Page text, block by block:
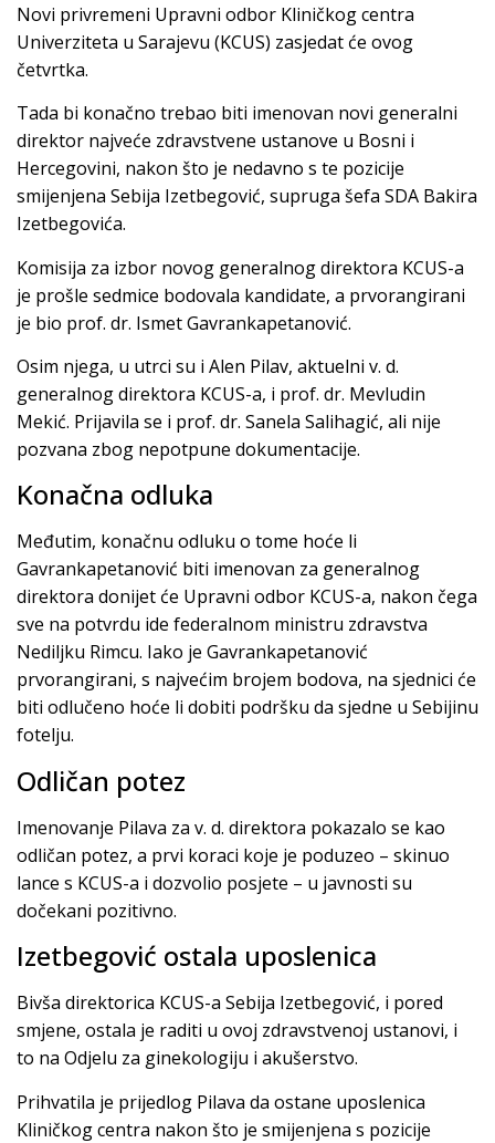
Novi privremeni Upravni odbor Kliničkog centra
Univerziteta u Sarajevu (KCUS) zasjedat će ovog
četvrtka.
Tada bi konačno trebao biti imenovan novi generalni
direktor najveće zdravstvene ustanove u Bosni i
Hercegovini, nakon što je nedavno s te pozicije
smijenjena Sebija Izetbegović, supruga šefa SDA Bakira
Izetbegovića.
Komisija za izbor novog generalnog direktora KCUS-a
je prošle sedmice bodovala kandidate, a prvorangirani
je bio prof. dr. Ismet Gavrankapetanović.
Osim njega, u utrci su i Alen Pilav, aktuelni v. d.
generalnog direktora KCUS-a, i prof. dr. Mevludin
Mekić. Prijavila se i prof. dr. Sanela Salihagić, ali nije
pozvana zbog nepotpune dokumentacije.
Konačna odluka
Međutim, konačnu odluku o tome hoće li
Gavrankapetanović biti imenovan za generalnog
direktora donijet će Upravni odbor KCUS-a, nakon čega
sve na potvrdu ide federalnom ministru zdravstva
Nediljku Rimcu. Iako je Gavrankapetanović
prvorangirani, s najvećim brojem bodova, na sjednici će
biti odlučeno hoće li dobiti podršku da sjedne u Sebijinu
fotelju.
Odličan potez
Imenovanje Pilava za v. d. direktora pokazalo se kao
odličan potez, a prvi koraci koje je poduzeo – skinuo
lance s KCUS-a i dozvolio posjete – u javnosti su
dočekani pozitivno.
Izetbegović ostala uposlenica
Bivša direktorica KCUS-a Sebija Izetbegović, i pored
smjene, ostala je raditi u ovoj zdravstvenoj ustanovi, i
to na Odjelu za ginekologiju i akušerstvo.
Prihvatila je prijedlog Pilava da ostane uposlenica
Kliničkog centra nakon što je smijenjena s pozicije